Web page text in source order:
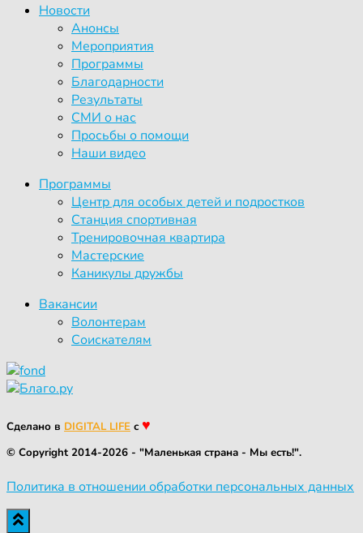
Новости
Анонсы
Мероприятия
Программы
Благодарности
Результаты
СМИ о нас
Просьбы о помощи
Наши видео
Программы
Центр для особых детей и подростков
Станция спортивная
Тренировочная квартира
Мастерские
Каникулы дружбы
Вакансии
Волонтерам
Соискателям
Сделано в DIGITAL LIFE с ♥
© Copyright 2014-2026 - "Маленькая страна - Мы есть!".
Политика в отношении обработки персональных данных